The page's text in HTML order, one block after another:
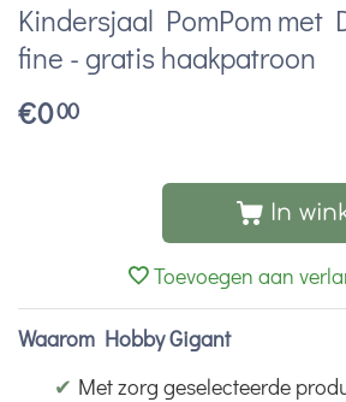
Kindersjaal PomPom met
fine - gratis haakpatroon
€000
In
Toevoegen aan
Waarom Hobby Gigant
✔ Met zorg geselecteerde